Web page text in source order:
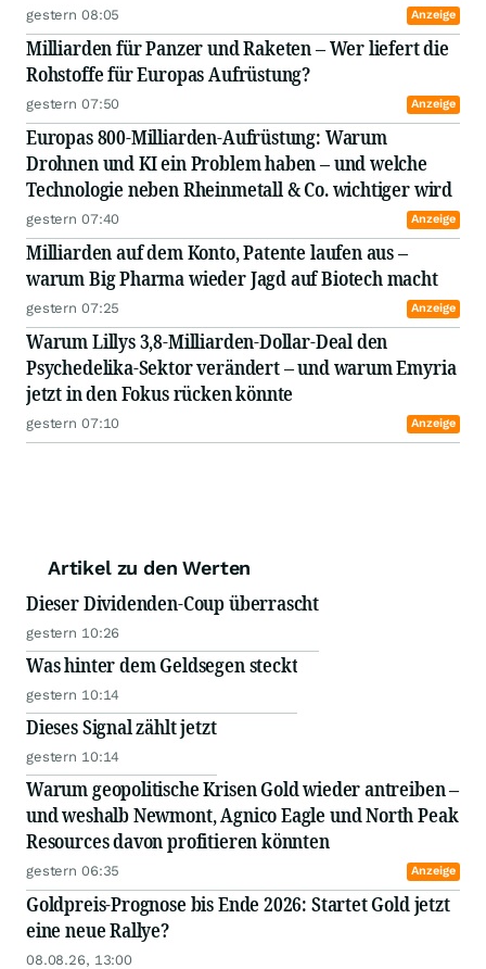
gestern 08:05 Anzeige
Milliarden für Panzer und Raketen – Wer liefert die
Rohstoffe für Europas Aufrüstung?
gestern 07:50 Anzeige
Europas 800-Milliarden-Aufrüstung: Warum
Drohnen und KI ein Problem haben – und welche
Technologie neben Rheinmetall & Co. wichtiger wird
gestern 07:40 Anzeige
Milliarden auf dem Konto, Patente laufen aus –
warum Big Pharma wieder Jagd auf Biotech macht
gestern 07:25 Anzeige
Warum Lillys 3,8-Milliarden-Dollar-Deal den
Psychedelika-Sektor verändert – und warum Emyria
jetzt in den Fokus rücken könnte
gestern 07:10 Anzeige
Artikel zu den Werten
Dieser Dividenden-Coup überrascht
gestern 10:26
Was hinter dem Geldsegen steckt
gestern 10:14
Dieses Signal zählt jetzt
gestern 10:14
Warum geopolitische Krisen Gold wieder antreiben –
und weshalb Newmont, Agnico Eagle und North Peak
Resources davon profitieren könnten
gestern 06:35 Anzeige
Goldpreis-Prognose bis Ende 2026: Startet Gold jetzt
eine neue Rallye?
08.08.26, 13:00